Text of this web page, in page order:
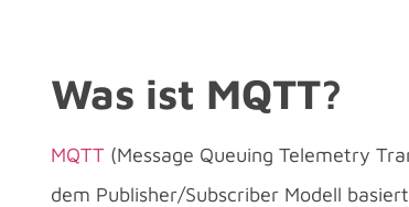
Was ist MQTT?
MQTT(Message Queuing Telemetry
dem Publisher/Subscriber Modell